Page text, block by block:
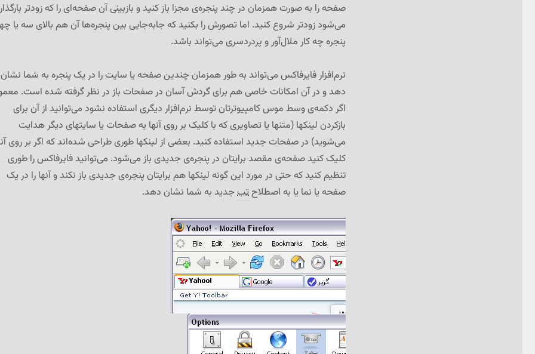
صفحه را به صورت همزمان در چند پنجره‌ی مجزا باز کنید و بازبینی آن صفحه‌ای را که زودتر
می‌شود زودتر شروع کنید. اما تصورش را بکنید که جابه‌جایی بین پنجره‌ها آن هم بالای سه یا
پنجره چه کار ملال‌آور و پردردسری می‌تواند باشد.
نرم‌افزار فایرفاکس می‌تواند به طور همزمان چندین صفحه یا سایت را در یک پنجره به شما نشان
دهد و در آن امکانات خاصی هم برای گردش آسان در صفحات باز در نظر گرفته شده است.
اگر دکمه‌ی وسط موس کامپیوترتان توسط نرم‌افزار دیگری استفاده نشود می‌توانید از آن برای
بازکردن لینکها (متنها یا تصاویری که با کلیک بر روی آنها به صفحات یا سایتهای دیگر هدایت
می‌شوید) در صفحات جدید استفاده کنید. بعضی از لینکها طوری طراحی شده‌اند که اگر بر روی
کلیک کنید صفحه‌ی مقصد برایتان در پنجره‌ی جدیدی باز می‌شود. می‌توانید فایرفاکس را طوری
تنظیم کنید که حتی در مورد این گونه لینکها هم برایتان پنجره‌ی جدیدی باز نکند و آنها را در یک
صفحه یا نما یا به اصطلاحتبجدید به شما نشان دهد.